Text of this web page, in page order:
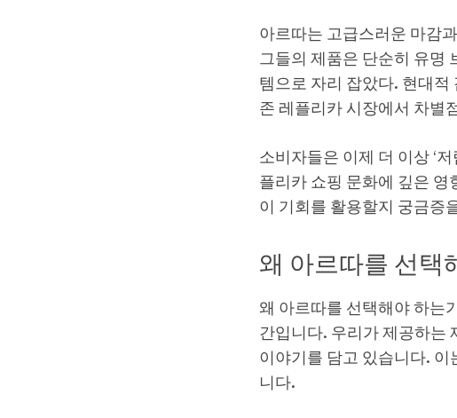
아르따는 고급스러운 마감
그들의 제품은 단순히 유명
템으로 자리 잡았다. 현대
존 레플리카 시장에서 차별
소비자들은 이제 더 이상 ‘
플리카 쇼핑 문화에 깊은
이 기회를 활용할지 궁금증
왜 아르따를 선택
왜 아르따를 선택해야 하는
간입니다. 우리가 제공하는
이야기를 담고 있습니다.
니다.